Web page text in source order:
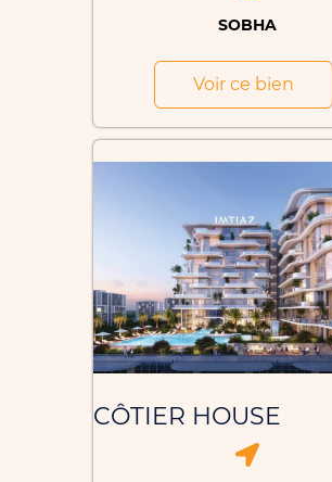
SOBHA
Voir ce bien
CÔTIER HOUSE